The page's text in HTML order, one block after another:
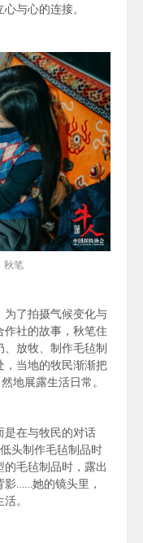
与心的连接。
秋笔
为了 拍摄气候变化与
作社的故事，秋笔住
放牧、制作毛毡制
，当地的牧民渐渐把
地展露生活日常。
是在与牧民的对话
头制作毛毡制品时
毛毡制品时，露出
影……她的镜头里，
。